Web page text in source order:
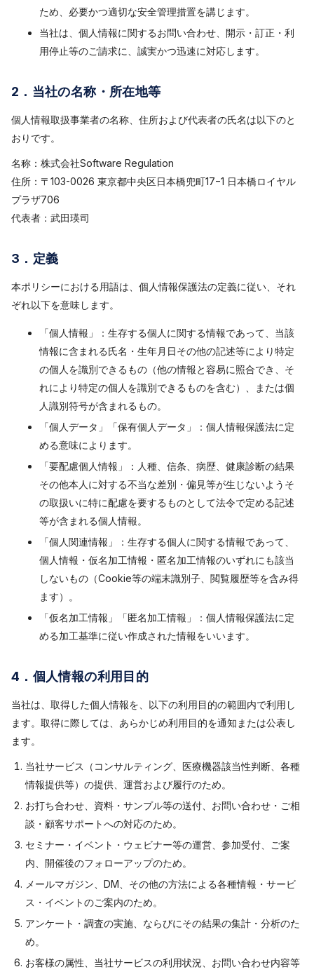
ため、必要かつ適切な安全管理措置を講じます。
当社は、個人情報に関するお問い合わせ、開示・訂正・利
用停止等のご請求に、誠実かつ迅速に対応します。
2．当社の名称・所在地等
個人情報取扱事業者の名称、住所および代表者の氏名は以下のと
おりです。
名称：株式会社Software Regulation
住所：〒103-0026 東京都中央区日本橋兜町17−1 日本橋ロイヤル
プラザ706
代表者：武田瑛司
3．定義
本ポリシーにおける用語は、個人情報保護法の定義に従い、それ
ぞれ以下を意味します。
「個人情報」：生存する個人に関する情報であって、当該
情報に含まれる氏名・生年月日その他の記述等により特定
の個人を識別できるもの（他の情報と容易に照合でき、そ
れにより特定の個人を識別できるものを含む）、または個
人識別符号が含まれるもの。
「個人データ」「保有個人データ」：個人情報保護法に定
める意味によります。
「要配慮個人情報」：人種、信条、病歴、健康診断の結果
その他本人に対する不当な差別・偏見等が生じないようそ
の取扱いに特に配慮を要するものとして法令で定める記述
等が含まれる個人情報。
「個人関連情報」：生存する個人に関する情報であって、
個人情報・仮名加工情報・匿名加工情報のいずれにも該当
しないもの（Cookie等の端末識別子、閲覧履歴等を含み得
ます）。
「仮名加工情報」「匿名加工情報」：個人情報保護法に定
める加工基準に従い作成された情報をいいます。
4．個人情報の利用目的
当社は、取得した個人情報を、以下の利用目的の範囲内で利用し
ます。取得に際しては、あらかじめ利用目的を通知または公表し
ます。
当社サービス（コンサルティング、医療機器該当性判断、各種
情報提供等）の提供、運営および履行のため。
お打ち合わせ、資料・サンプル等の送付、お問い合わせ・ご相
談・顧客サポートへの対応のため。
セミナー・イベント・ウェビナー等の運営、参加受付、ご案
内、開催後のフォローアップのため。
メールマガジン、DM、その他の方法による各種情報・サービ
ス・イベントのご案内のため。
アンケート・調査の実施、ならびにその結果の集計・分析のた
め。
お客様の属性、当社サービスの利用状況、お問い合わせ内容等